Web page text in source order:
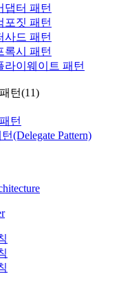
댑터 패턴
포짓 패턴
사드 패턴
록시 패턴
라이웨이트 패턴
턴(11)
턴
(Delegate Pattern)